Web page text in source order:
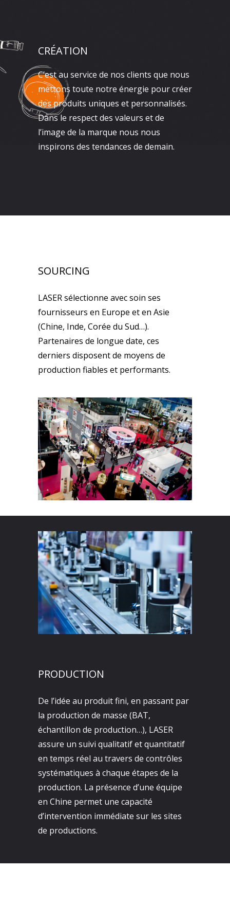
CRÉATION
C’est au service de nos clients que nous
mettons toute notre énergie pour créer
des produits uniques et personnalisés.
Dans le respect des valeurs et de
l’image de la marque nous nous
inspirons des tendances de demain.
SOURCING
LASER sélectionne avec soin ses
fournisseurs en Europe et en Asie
(Chine, Inde, Corée du Sud…).
Partenaires de longue date, ces
derniers disposent de moyens de
production fiables et performants.
PRODUCTION
De l’idée au produit fini, en passant par
la production de masse (BAT,
échantillon de production…), LASER
assure un suivi qualitatif et quantitatif
en temps réel au travers de contrôles
systématiques à chaque étapes de la
production. La présence d’une équipe
en Chine permet une capacité
d’intervention immédiate sur les sites
de productions.